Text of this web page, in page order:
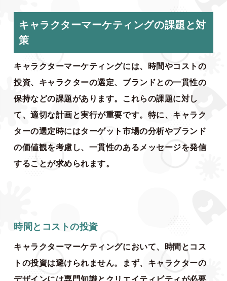
キャラクターマーケティングの課題と対
策
キャラクターマーケティングには、時間やコストの
投資、キャラクターの選定、ブランドとの一貫性の
保持などの課題があります。これらの課題に対し
て、適切な計画と実行が重要です。特に、キャラク
ターの選定時にはターゲット市場の分析やブランド
の価値観を考慮し、一貫性のあるメッセージを発信
することが求められます。
時間とコストの投資
キャラクターマーケティングにおいて、時間とコス
トの投資は避けられません。まず、キャラクターの